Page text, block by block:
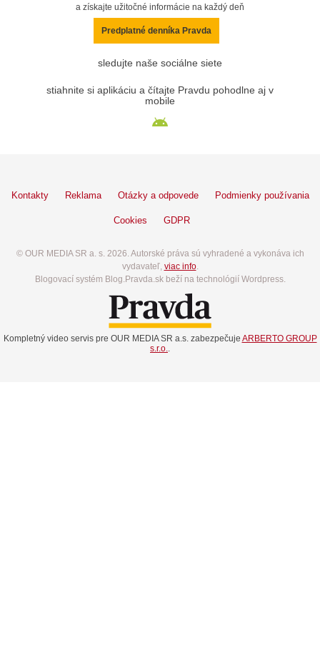
a získajte užitočné informácie na každý deň
Predplatné denníka Pravda
sledujte naše sociálne siete
stiahnite si aplikáciu a čítajte Pravdu pohodlne aj v
mobile
Kontakty Reklama Otázky a odpovede Podmienky používania
Cookies GDPR
© OUR MEDIA SR a. s. 2026. Autorské práva sú vyhradené a vykonáva ich
vydavateľ, viac info.
Blogovací systém Blog.Pravda.sk beží na technológií Wordpress.
Kompletný video servis pre OUR MEDIA SR a.s. zabezpečuje ARBERTO GROUP
s.r.o..